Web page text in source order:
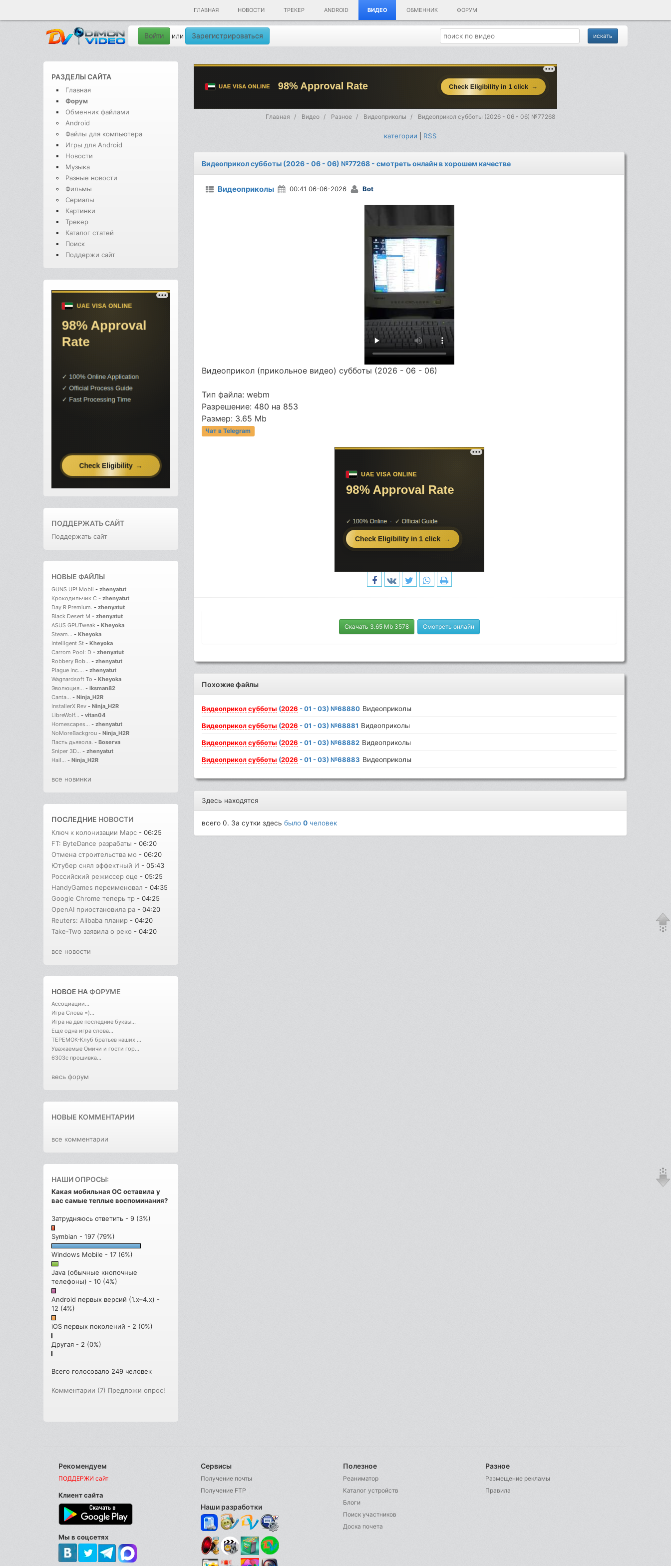
ГЛАВНАЯ НОВОСТИ ТРЕКЕР ANDROID ВИДЕО ОБМЕННИК ФОРУМ
Войти или Зарегистрироваться
РАЗДЕЛЫ САЙТА
Главная
Форум
Обменник файлами
Android
Файлы для компьютера
Игры для Android
Новости
Музыка
Разные новости
Фильмы
Сериалы
Картинки
Трекер
Каталог статей
Поиск
Поддержи сайт
ПОДДЕРЖАТЬ САЙТ
Поддержать сайт
НОВЫЕ ФАЙЛЫ
GUNS UP! Mobil - zhenyatut
Крокодильчик С - zhenyatut
Day R Premium. - zhenyatut
Black Desert M - zhenyatut
ASUS GPUTweak - Kheyoka
Steam... - Kheyoka
Intelligent St - Kheyoka
Carrom Pool: D - zhenyatut
Robbery Bob... - zhenyatut
Plague Inc.... - zhenyatut
Wagnardsoft To - Kheyoka
Эволюция... - iksman82
Canta... - Ninja_H2R
InstallerX Rev - Ninja_H2R
LibreWolf... - vitan04
Homescapes... - zhenyatut
NoMoreBackgrou - Ninja_H2R
Пасть дьявола. - Boserva
Sniper 3D... - zhenyatut
Hail... - Ninja_H2R
все новинки
ПОСЛЕДНИЕ НОВОСТИ
Ключ к колонизации Марс - 06:25
FT: ByteDance разрабаты - 06:20
Отмена строительства мо - 06:20
Ютубер снял эффектный И - 05:43
Российский режиссер оце - 05:25
HandyGames переименовал - 04:35
Google Chrome теперь тр - 04:25
OpenAI приостановила ра - 04:20
Reuters: Alibaba планир - 04:20
Take-Two заявила о реко - 04:20
все новости
НОВОЕ НАФОРУМЕ
Ассоциации...
Игра Слова =)...
Игра на две последние буквы...
Еще одна игра слова...
ТЕРЕМОК-Клуб братьев наших ...
Уважаемые Омичи и гости гор...
6303с прошивка...
весь форум
НОВЫЕ КОММЕНТАРИИ
все комментарии
НАШИ ОПРОСЫ:
Какая мобильная ОС оставила у
вас самые теплые воспоминания?
Затрудняюсь ответить - 9 (3%)
Symbian - 197 (79%)
Windows Mobile - 17 (6%)
Java (обычные кнопочные
телефоны) - 10 (4%)
Android первых версий (1.x–4.x) -
12 (4%)
iOS первых поколений - 2 (0%)
Другая - 2 (0%)
Всего голосовало 249 человек
Комментарии (7) Предложи опрос!
Главная Видео Разное Видеоприколы Видеоприкол субботы (2026 - 06 - 06) №77268
категории RSS
Видеоприкол субботы (2026 - 06 - 06) №77268 - смотреть онлайн в хорошем качестве
Видеоприколы 00:41 06-06-2026 Bot
Видеоприкол (прикольное видео) субботы (2026 - 06 - 06)
Тип файла: webm
Разрешение: 480 на 853
Размер: 3.65 Mb
Чат в Telegram
Скачать 3.65 Mb 3578 Смотреть онлайн
Похожие файлы
Видеоприколсубботы (2026 - 01 - 03) №68880 Видеоприколы
Видеоприколсубботы (2026 - 01 - 03) №68881 Видеоприколы
Видеоприколсубботы (2026 - 01 - 03) №68882 Видеоприколы
Видеоприколсубботы (2026 - 01 - 03) №68883 Видеоприколы
Здесь находятся
всего 0. За сутки здесьбыло0 человек
Рекомендуем
ПОДДЕРЖИ сайт
Клиент сайта
Мы в соцсетях
Сервисы
Получение почты
Получение FTP
Наши разработки
Полезное
Реаниматор
Каталог устройств
Блоги
Поиск участников
Доска почета
Разное
Размещение рекламы
Правила